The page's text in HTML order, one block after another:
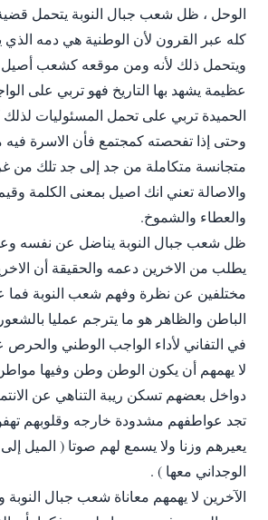
الوحل ، ظل شعب جبال النوبة يتحمل
كله عبر القرون لأن الوطنية هي دمه
ويتحمل ذلك لأنه ومن موقعه كشعب
عظيمة يشهد بها التاريخ فهو تربي على
الحميدة تربي على تحمل المسئوليات
وحتى إذا تفحصته كمجتمع فأن الاسرة فيه
متجانسة متكاملة من جد إلى جد تلك من
والاصالة تعني انك اصيل بمعنى الكلمة
والعطاء والشموخ.
ظل شعب جبال النوبة يناضل عن نفسه
يطلب من الاخرين دعمه والحقيقة أن
مختلفين عن نظرة وفهم شعب النوبة فما
الباطن والظاهر هو ما يترجم عمليا
في التفاني لأداء الواجب الوطني والحرص
لا يهمهم أن يكون الوطن وطن وفيها
دواخل بعضهم تسكن ريبة التناهي عن
تجد عواطفهم مشدودة خارجه وقلوبهم
يعيرهم وزنا ولا يسمع لهم صوتا ( الميل
الوجداني معها ) .
الآخرين لا يهمهم معاناة شعب جبال